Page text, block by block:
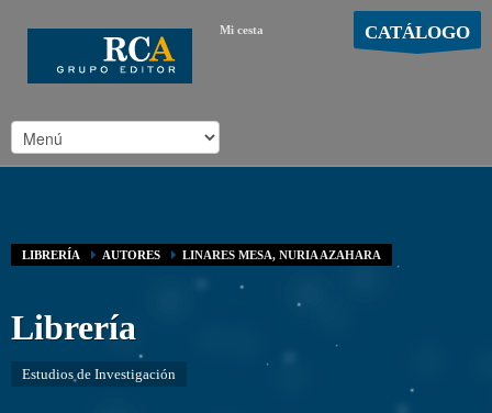
Mi cesta CATÁLOGO
LIBRERÍA AUTORES LINARES MESA, NURIA AZAHARA
Librería
Estudios de Investigación